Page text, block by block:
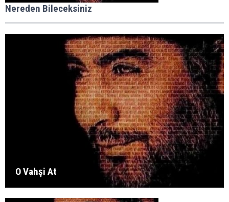
Nereden Bileceksiniz
O Vahşi At